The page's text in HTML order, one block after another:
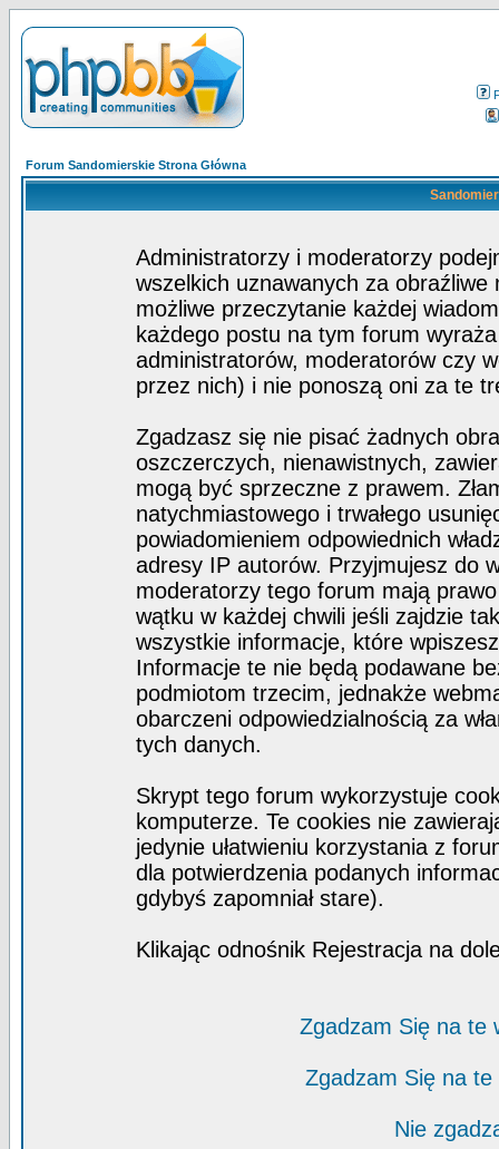
Forum Sandomierskie Strona Główna
Administratorzy i moderatorzy
wszelkich uznawanych za obraźliwe
możliwe przeczytanie każdej
każdego postu na tym forum
administratorów, moderatorów czy
przez nich) i nie ponoszą oni za te
Zgadzasz się nie pisać żadnych
oszczerczych, nienawistnych,
mogą być sprzeczne z prawem.
natychmiastowego i trwałego
powiadomieniem odpowiednich
adresy IP autorów. Przyjmujesz do
moderatorzy tego forum mają
wątku w każdej chwili jeśli zajdzie
wszystkie informacje, które
Informacje te nie będą podawane
podmiotom trzecim, jednakże
obarczeni odpowiedzialnością za
tych danych.
Skrypt tego forum wykorzystuje
komputerze. Te cookies nie
jedynie ułatwieniu korzystania z
dla potwierdzenia podanych
gdybyś zapomniał stare).
Klikając odnośnik Rejestracja na
Zgadzam Się na te
Zgadzam Się na
Nie